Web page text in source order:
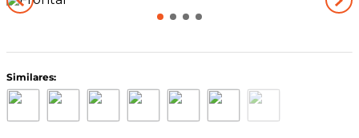
8º
napa
mdf a4